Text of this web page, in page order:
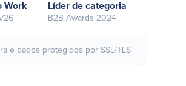
Work
26
Líder de categoria
B2B Awards 2024
e dados protegidos por SSL/TLS